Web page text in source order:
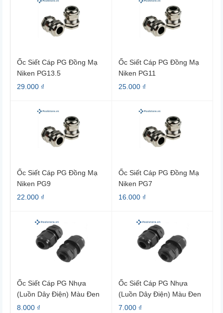
Ốc Siết Cáp PG Đồng Mạ
Niken PG13.5
29.000 ₫
Ốc Siết Cáp PG Đồng Mạ
Niken PG11
25.000 ₫
Ốc Siết Cáp PG Đồng Mạ
Niken PG9
22.000 ₫
Ốc Siết Cáp PG Đồng Mạ
Niken PG7
16.000 ₫
Ốc Siết Cáp PG Nhựa
(luồn Dây Điện) Màu Đen
PG25
8.000 ₫
Ốc Siết Cáp PG Nhựa
(luồn Dây Điện) Màu Đen
PG21
7.000 ₫